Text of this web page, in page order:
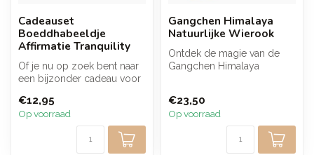
Cadeauset
Boeddhabeeldje
Affirmatie Tranquility
Of je nu op zoek bent naar
een bijzonder cadeau voor
€12,95
Op voorraad
Gangchen Himalaya
Natuurlijke Wierook
Ontdek de magie van de
Gangchen Himalaya
€23,50
Op voorraad